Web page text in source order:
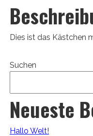
Dies ist das Kästchen
Suchen
Neueste
Hallo Welt!